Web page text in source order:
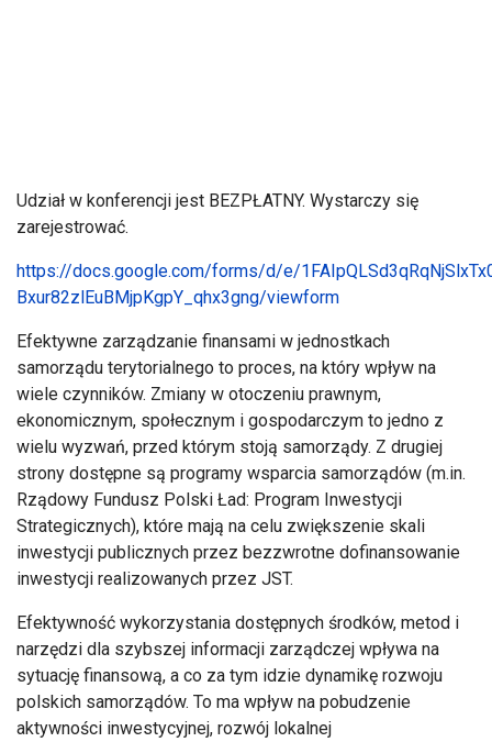
Udział w konferencji jest BEZPŁATNY. Wystarczy się
zarejestrować.
https://docs.google.com/forms/d/e/
Bxur82zlEuBMjpKgpY_qhx3gng/viewform
Efektywne zarządzanie finansami w jednostkach
samorządu terytorialnego to proces, na który wpływ na
wiele czynników. Zmiany w otoczeniu prawnym,
ekonomicznym, społecznym i gospodarczym to jedno z
wielu wyzwań, przed którym stoją samorządy. Z drugiej
strony dostępne są programy wsparcia samorządów (m.in.
Rządowy Fundusz Polski Ład: Program Inwestycji
Strategicznych), które mają na celu zwiększenie skali
inwestycji publicznych przez bezzwrotne dofinansowanie
inwestycji realizowanych przez JST.
Efektywność wykorzystania dostępnych środków, metod i
narzędzi dla szybszej informacji zarządczej wpływa na
sytuację finansową, a co za tym idzie dynamikę rozwoju
polskich samorządów. To ma wpływ na pobudzenie
aktywności inwestycyjnej, rozwój lokalnej